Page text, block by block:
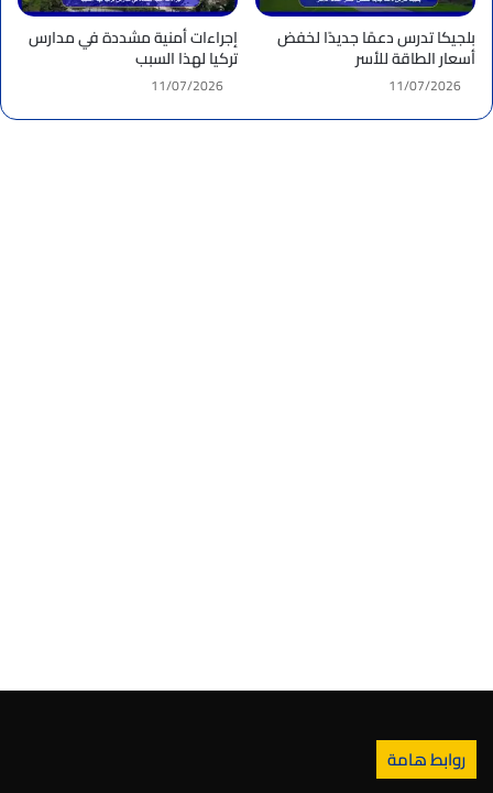
بلجيكا تدرس دعمًا جديدًا لخفض
أسعار الطاقة للأسر
11/07/2026
إجراءات أمنية مشددة في مدارس
تركيا لهذا السبب
11/07/2026
روابط هامة